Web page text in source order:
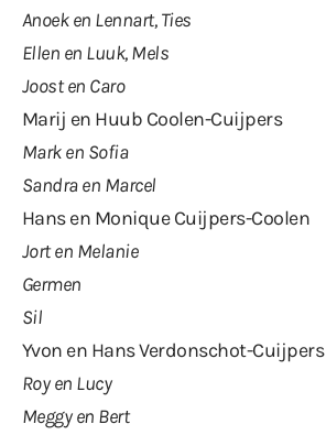
Anoek en Lennart, Ties
Ellen en Luuk, Mels
Joost en Caro
Marij en Huub Coolen-Cuijpers
Mark en Sofia
Sandra en Marcel
Hans en Monique Cuijpers-Coolen
Jort en Melanie
Germen
Sil
Yvon en Hans Verdonschot-Cuijpers
Roy en Lucy
Meggy en Bert